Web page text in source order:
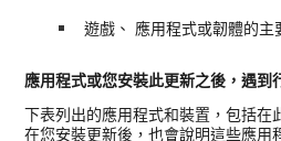
遊戲、 應用程式或韌體的主
應用程式或您安裝此更新之後，遇到
下表列出的應用程式和裝置，包括在
在您安裝更新後，也會說明這些應用